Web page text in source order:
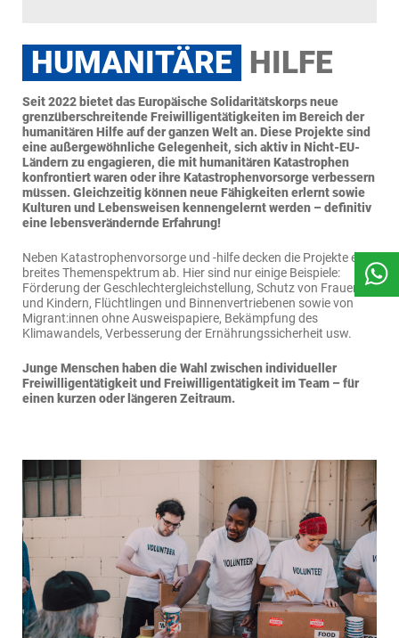
HUMANITÄRE HILFE
Seit 2022 bietet das Europäische Solidaritätskorps neue
grenzüberschreitende Freiwilligentätigkeiten im Bereich der
humanitären Hilfe auf der ganzen Welt an. Diese Projekte sind
eine außergewöhnliche Gelegenheit, sich aktiv in Nicht-EU-
Ländern zu engagieren, die mit humanitären Katastrophen
konfrontiert waren oder ihre Katastrophenvorsorge verbessern
müssen. Gleichzeitig können neue Fähigkeiten erlernt sowie
Kulturen und Lebensweisen kennengelernt werden – definitiv
eine lebensverändernde Erfahrung!
Neben Katastrophenvorsorge und -hilfe decken die Projekte ein
breites Themenspektrum ab. Hier sind nur einige Beispiele:
Förderung der Geschlechtergleichstellung, Schutz von Frauen
und Kindern, Flüchtlingen und Binnenvertriebenen sowie von
Migrant:innen ohne Ausweispapiere, Bekämpfung des
Klimawandels, Verbesserung der Ernährungssicherheit usw.
Junge Menschen haben die Wahl zwischen individueller
Freiwilligentätigkeit und Freiwilligentätigkeit im Team – für
einen kurzen oder längeren Zeitraum.